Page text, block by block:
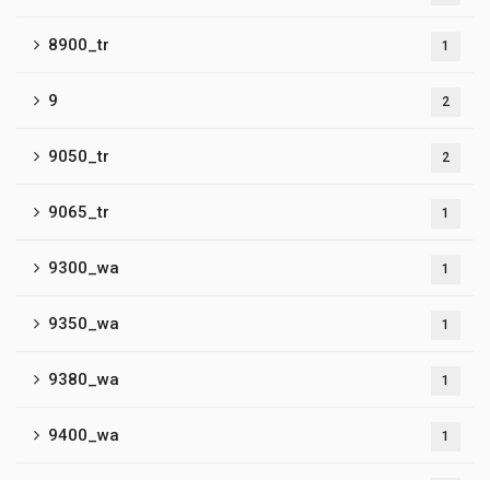
8900_tr 1
9 2
9050_tr 2
9065_tr 1
9300_wa 1
9350_wa 1
9380_wa 1
9400_wa 1